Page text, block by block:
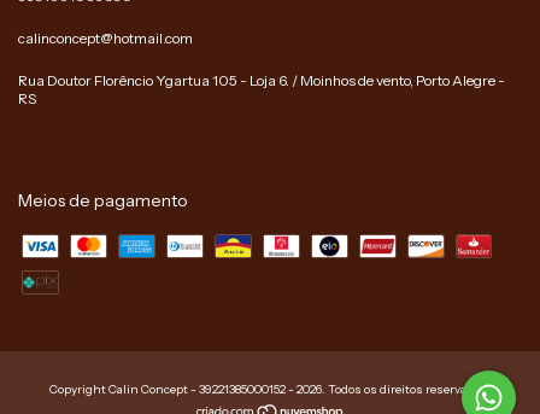
calinconcept@hotmail.com
Rua Doutor Florêncio Ygartua 105 - Loja 6. / Moinhos de vento, Porto Alegre -
RS
Meios de pagamento
Copyright Calin Concept - 39221385000152 - 2026. Todos os direitos reservados.